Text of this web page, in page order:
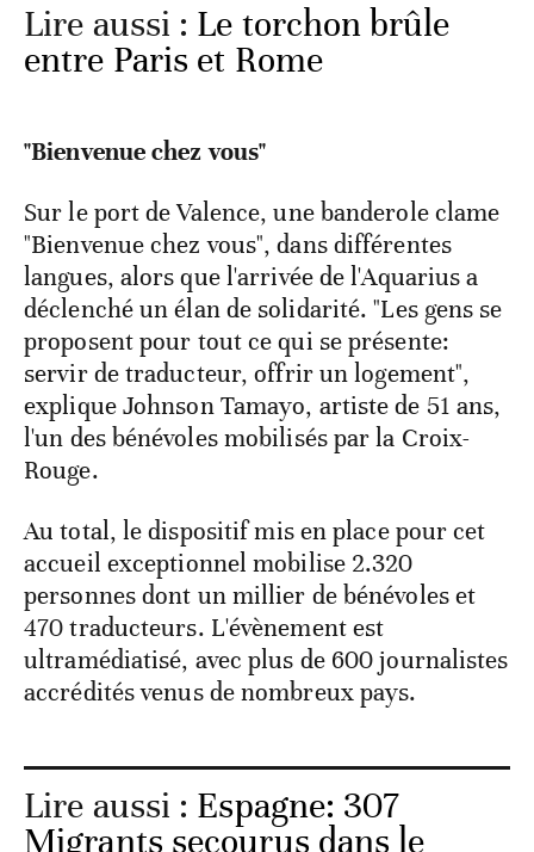
Lire aussi : Le torchon brûle
entre Paris et Rome
"Bienvenue chez vous"
Sur le port de Valence, une banderole clame
"Bienvenue chez vous", dans différentes
langues, alors que l'arrivée de l'Aquarius a
déclenché un élan de solidarité. "Les gens se
proposent pour tout ce qui se présente:
servir de traducteur, offrir un logement",
explique Johnson Tamayo, artiste de 51 ans,
l'un des bénévoles mobilisés par la Croix-
Rouge.
Au total, le dispositif mis en place pour cet
accueil exceptionnel mobilise 2.320
personnes dont un millier de bénévoles et
470 traducteurs. L'évènement est
ultramédiatisé, avec plus de 600 journalistes
accrédités venus de nombreux pays.
Lire aussi : Espagne: 307
Migrants secourus dans le